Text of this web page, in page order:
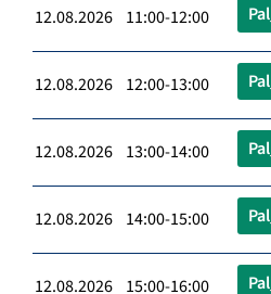
12.08.2026 11:00-12:00
12.08.2026 12:00-13:00
12.08.2026 13:00-14:00
12.08.2026 14:00-15:00
12.08.2026 15:00-16:00